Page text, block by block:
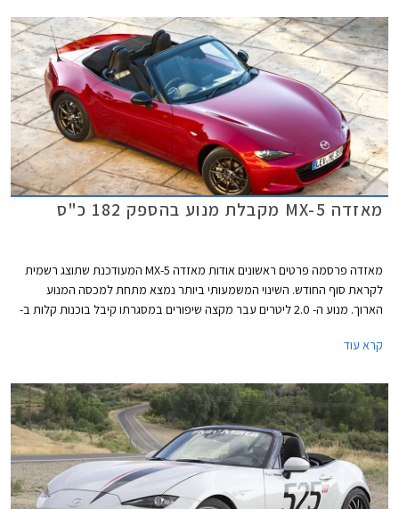
מאזדה MX-5 מקבלת מנוע בהספק 182 כ"ס
מאזדה פרסמה פרטים ראשונים אודות מאזדה MX-5 המעודכנת שתוצג רשמית
לקראת סוף החודש. השינוי המשמעותי ביותר נמצא מתחת למכסה המנוע
הארוך. מנוע ה- 2.0 ליטרים עבר מקצה שיפורים במסגרתו קיבל בוכנות קלות ב-
ומערכת פליטה עבה יותר.
קרא עוד